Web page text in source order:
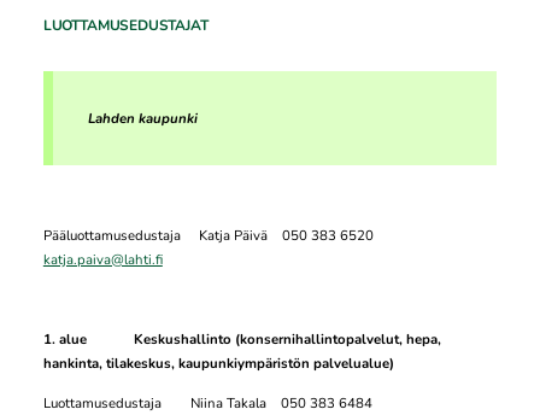
LUOTTAMUSEDUSTAJAT
Lahden kaupunki
Pääluottamusedustaja Katja Päivä 050 383 6520
katja.paiva@lahti.fi
1. alue
Keskushallinto (konsernihallintopalvelut, hepa,
hankinta, tilakeskus, kaupunkiympäristön palvelualue)
Luottamusedustaja Niina Takala 050 383 6484